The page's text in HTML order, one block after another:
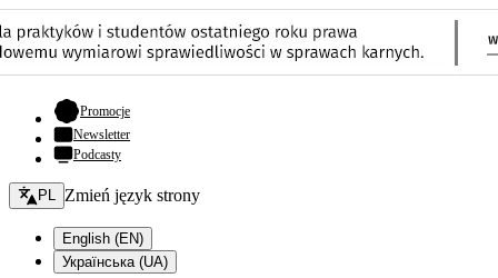
Promocje- otwiera się w nowej karcie
Newsletter
Podcasty
Zmień język - bieżący:
PL Zmień język strony
English (EN)
Українська (UA)